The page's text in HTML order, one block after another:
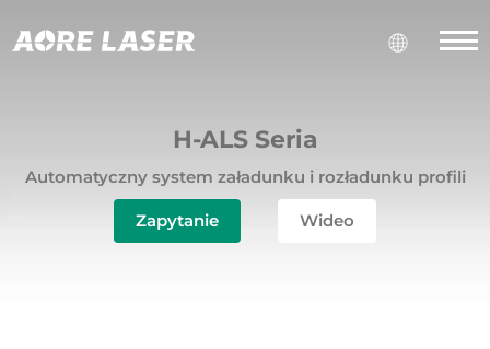
H-ALS Seria
Automatyczny system załadunku i rozładunku profili
Zapytanie Wideo